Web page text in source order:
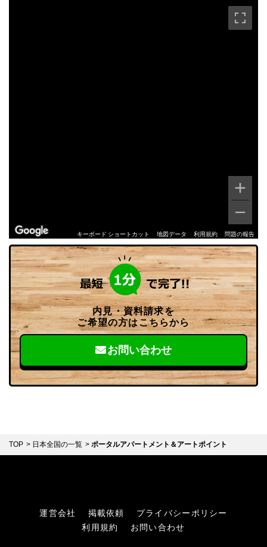
キーボード ショートカット 地図データ 利用規約 問題の報告
内見・資料請求を
ご希望の方はこちらから
お問い合わせ
TOP 日本全国の一覧 ポータルアパートメント＆アートポイント
運営会社 掲載依頼
プライバシーポリシー
利用規約
お問い合わせ